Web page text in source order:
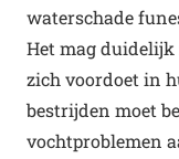
waterschade
Het mag
zich voordoet in
bestrijden moet
vochtproblemen